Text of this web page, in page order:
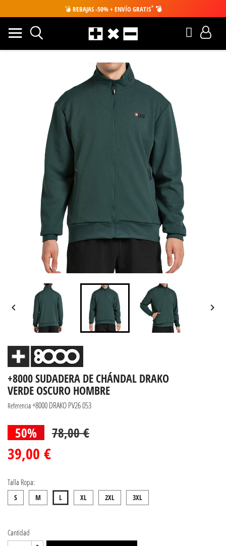
💣 REBAJAS -50% + ENVÍO GRATIS* 💣
 
+8000 SUDADERA DE CHÁNDAL DRAKO
VERDE OSCURO HOMBRE
Referencia+8000 DRAKO PV26 053
50% 78,00 €
39,00 €
Talla Ropa:
S M L XL 2XL 3XL
Cantidad